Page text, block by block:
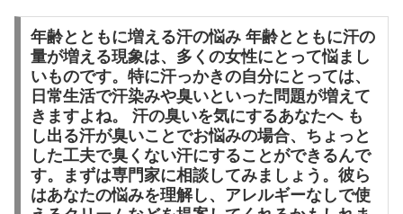
年齢とともに増える汗の悩み 年齢とともに汗の
量が増える現象は、多くの女性にとって悩まし
いものです。特に汗っかきの自分にとっては、
日常生活で汗染みや臭いといった問題が増えて
きますよね。 汗の臭いを気にするあなたへ も
し出る汗が臭いことでお悩みの場合、ちょっと
した工夫で臭くない汗にすることができるんで
す。まずは専門家に相談してみましょう。彼ら
はあなたの悩みを理解し、アレルギーなしで使